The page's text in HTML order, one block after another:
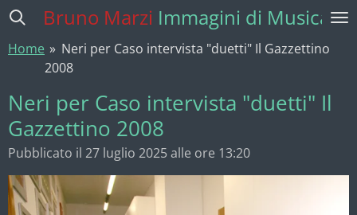
Vai
contenuto
principale
Bruno Marzi Immagini di Musica
Home » Neri per Caso intervista "duetti" Il Gazzettino
2008
Neri per Caso intervista "duetti" Il
Gazzettino 2008
Pubblicato il 27 luglio 2025 alle ore 13:20